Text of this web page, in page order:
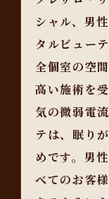
シャル、男
タルビュー
全個室の空
高い施術を
気の微弱電
テは、眠り
めです。男
べてのお客